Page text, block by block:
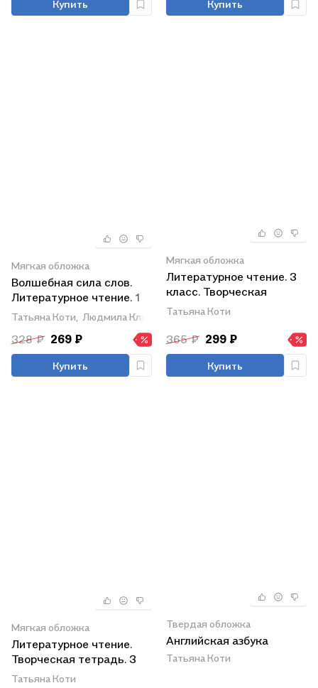
Купить Купить
Мягкая обложка
Волшебная сила слов.
Литературное чтение. 1
класс. Рабочая тетрадь
Татьяна Коти, Людмила Климанова
328 ₽ 269 ₽
Купить
Мягкая обложка
Литературное чтение. 3
класс. Творческая
тетрадь
Татьяна Коти
365 ₽ 299 ₽
Купить
Мягкая обложка
Литературное чтение.
Творческая тетрадь. 3
класс
Татьяна Коти
Твердая обложка
Английская азбука
Татьяна Коти